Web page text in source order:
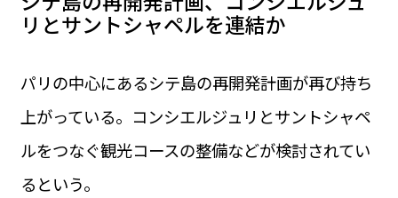
LUXE
グルメ
LIFE STYLE
FR 11:34 ／ JP 18:34
1€＝182.37円
リとサントシャペルを連結か
パリの中心にあるシテ島の再開発計画が再び持ち
上がっている。コンシエルジュリとサントシャペ
ルをつなぐ観光コースの整備などが検討されてい
るという。